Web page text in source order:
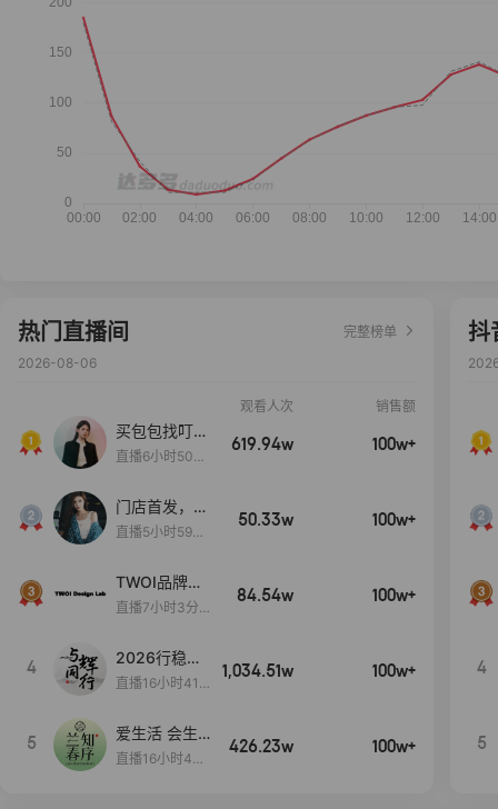
热门直播间
完整榜单
2026-08-06
观看人次 销售额
买包包找叮
当,一折购！
直播6小时50分
619.94w 100w+
门店首发，秋
款大上新！！
直播5小时59分
50.33w 100w+
TWOI品牌直
播间新款上
直播7小时3分5
84.54w 100w+
4
2026行稳致
远
直播16小时41
1,034.51w 100w+
5
爱生活 会生
活
直播16小时45
426.23w 100w+
抖
4
5